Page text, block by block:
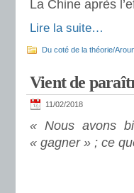
La Chine après
Lire la suite…
Du coté de la théorie/
Vient de
11/02/2018
« Nous avons
« gagner » ; ce